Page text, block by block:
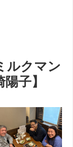
ルクマン
子】